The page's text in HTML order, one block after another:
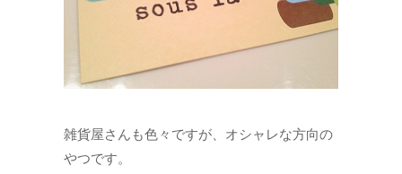
雑貨屋さんも色々ですが、オシャレな方向の
やつです。